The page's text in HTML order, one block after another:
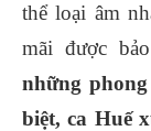
thể loại âm
mãi được
những
biệt, ca Huế